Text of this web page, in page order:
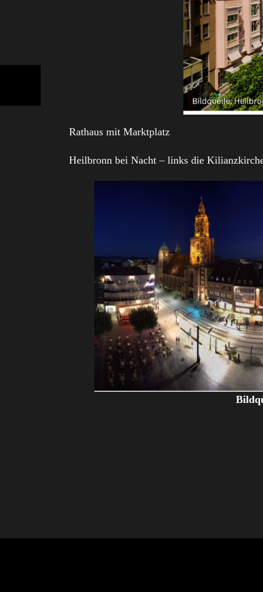
Rathaus mit Marktplatz
Heilbronn bei Nacht – links die